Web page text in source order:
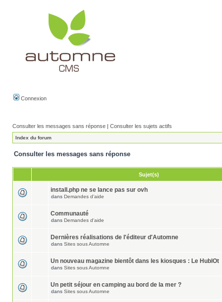
Connexion
Consulter les messages sans réponse | Consulter les sujets actifs
Index du forum
Consulter les messages sans réponse
Sujet(s)
install.php ne se lance pas sur ovh
dans Demandes d'aide
Communauté
dans Demandes d'aide
Dernières réalisations de l'éditeur d'Automne
dans Sites sous Automne
Un nouveau magazine bientôt dans les kiosques : Le HublOt
dans Sites sous Automne
Un petit séjour en camping au bord de la mer ?
dans Sites sous Automne